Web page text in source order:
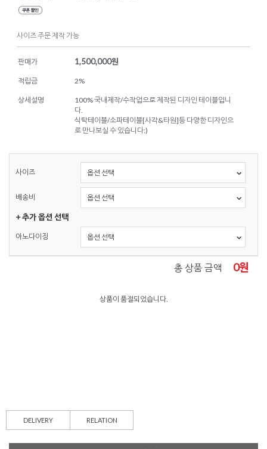
사이즈 주문 제작 가능
판매가 1,500,000원
적립금 2%
상세설명
100% 국내제작/수작업으로 제작된 디자인 테이블입니
다.
식탁테이블/소파테이블[사각&타원]등 다양한 디자인으
로 만나보실 수 있습니다:)
사이즈
배송비
+ 추가 옵션 선택
아노다이징
총 상품 금액 0원
상품이 품절되었습니다.
DELIVERY RELATION